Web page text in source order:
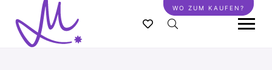
zum
Inhalt
WO ZUM KAUFEN?